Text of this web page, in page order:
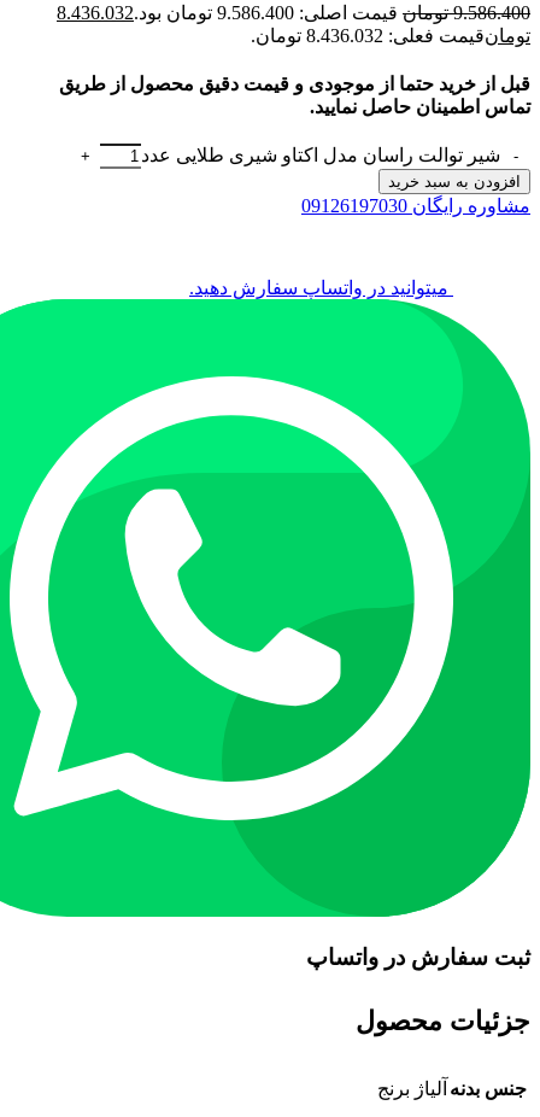
9.586.400 تومان قیمت اصلی: 9.586.400 تومان بود.
8.436.032
تومانقیمت فعلی: 8.436.032 تومان.
قبل از خرید حتما از موجودی و قیمت دقیق محصول از طریق
تماس اطمینان حاصل نمایید.
شیر توالت راسان مدل اکتاو شیری طلایی عدد
افزودن به سبد خرید
مشاوره رایگان 09126197030
میتوانید در واتساپ سفارش دهید.
ثبت سفارش در واتساپ
جزئیات محصول
جنس بدنه آلیاژ برنج